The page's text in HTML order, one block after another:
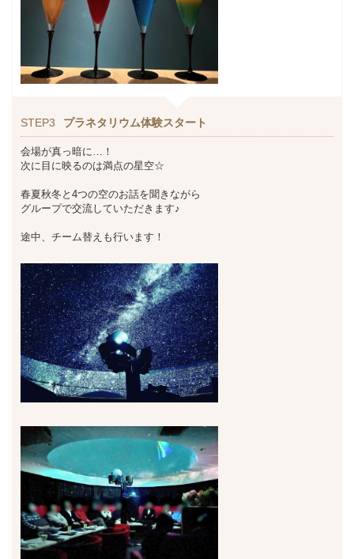
STEP3 プラネタリウム体験スタート
会場が真っ暗に…！
次に目に映るのは満点の星空☆
春夏秋冬と4つの空のお話を聞きながら
グループで交流していただきます♪
途中、チーム替えも行います！